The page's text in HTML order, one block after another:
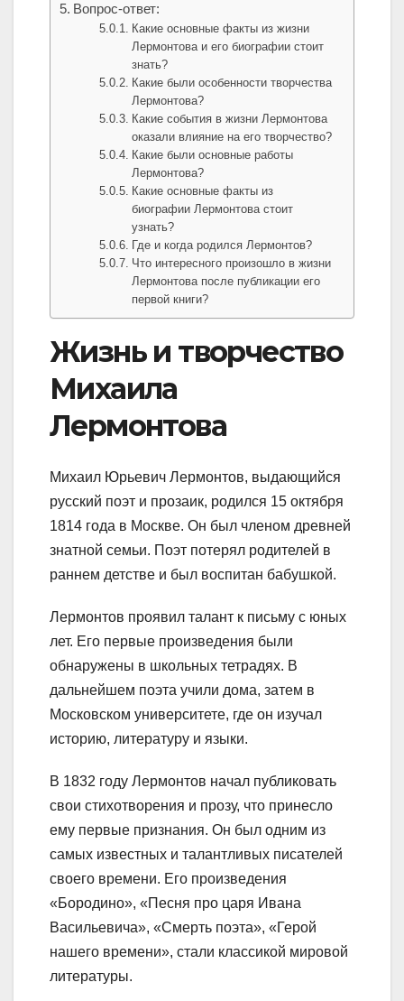
Вопрос-ответ:
Какие основные факты из жизни
Лермонтова и его биографии стоит
знать?
Какие были особенности творчества
Лермонтова?
Какие события в жизни Лермонтова
оказали влияние на его творчество?
Какие были основные работы
Лермонтова?
Какие основные факты из
биографии Лермонтова стоит
узнать?
Где и когда родился Лермонтов?
Что интересного произошло в жизни
Лермонтова после публикации его
первой книги?
Жизнь и творчество
Михаила
Лермонтова
Михаил Юрьевич Лермонтов, выдающийся
русский поэт и прозаик, родился 15 октября
1814 года в Москве. Он был членом древней
знатной семьи. Поэт потерял родителей в
раннем детстве и был воспитан бабушкой.
Лермонтов проявил талант к письму с юных
лет. Его первые произведения были
обнаружены в школьных тетрадях. В
дальнейшем поэта учили дома, затем в
Московском университете, где он изучал
историю, литературу и языки.
В 1832 году Лермонтов начал публиковать
свои стихотворения и прозу, что принесло
ему первые признания. Он был одним из
самых известных и талантливых писателей
своего времени. Его произведения
«Бородино», «Песня про царя Ивана
Васильевича», «Смерть поэта», «Герой
нашего времени», стали классикой мировой
литературы.